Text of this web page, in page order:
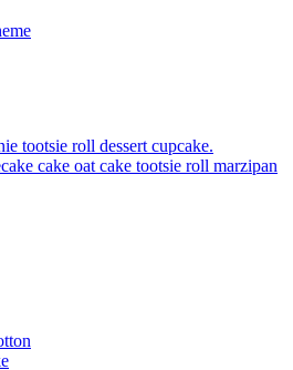
tootsie roll dessert cupcake.
cake oat cake tootsie roll marzipan